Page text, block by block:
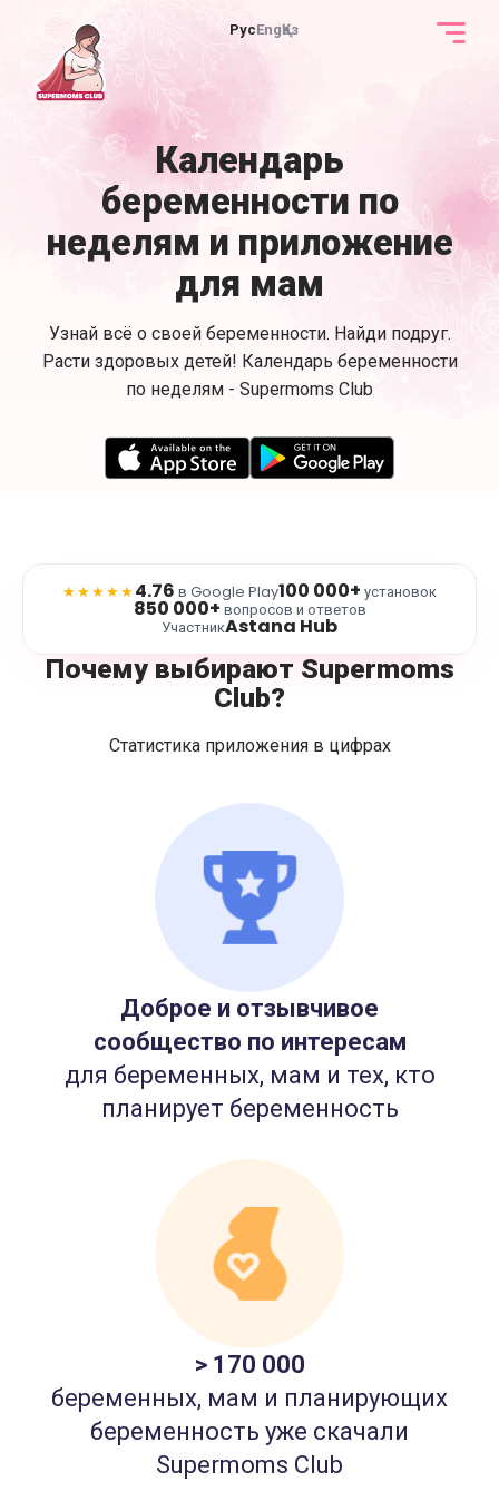
РусEngҚаз
Календарь
беременности по
неделям и приложение
для мам
Узнай всё о своей беременности. Найди подруг.
Расти здоровых детей! Календарь беременности
по неделям - Supermoms Club
★★★★★4.76 в Google Play100 000+ установок
850 000+ вопросов и ответов
УчастникAstana Hub
Почему выбирают Supermoms
Club?
Статистика приложения в цифрах
Доброе и отзывчивое
сообщество по интересам
для беременных, мам и тех, кто
планирует беременность
> 170 000
беременных, мам и планирующих
беременность уже скачали
Supermoms Club